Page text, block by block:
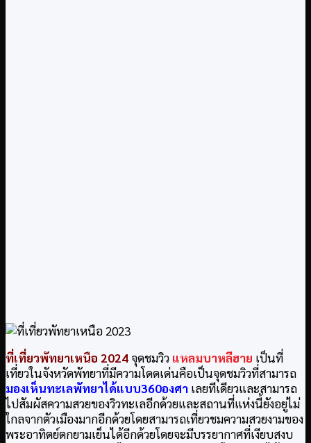
ที่เที่ยวพัทยาเหนือ 2024 จุดชมวิว แหลมบาหลีฮาย เป็นที่
เที่ยวในจังหวัดพัทยาที่มีความโดดเด่นคือเป็นจุดชมวิวที่สามารถ
มองเห็นทะเลพัทยาได้แบบ360องศา เลยทีเดียวและสามารถ
ไปสัมผัสความสวยของวิวทะเลอีกด้วยและสถานที่แห่งนี้ยังอยู่ไม่
ใกลจากตัวเมืองมากอีกด้วยโดยสามารถเที่ยวชมความสวยงามของ
พระอาทิตย์ตกยามเย็นได้อีกด้วยโดยจะมีบรรยากาศที่เงียบสงบ